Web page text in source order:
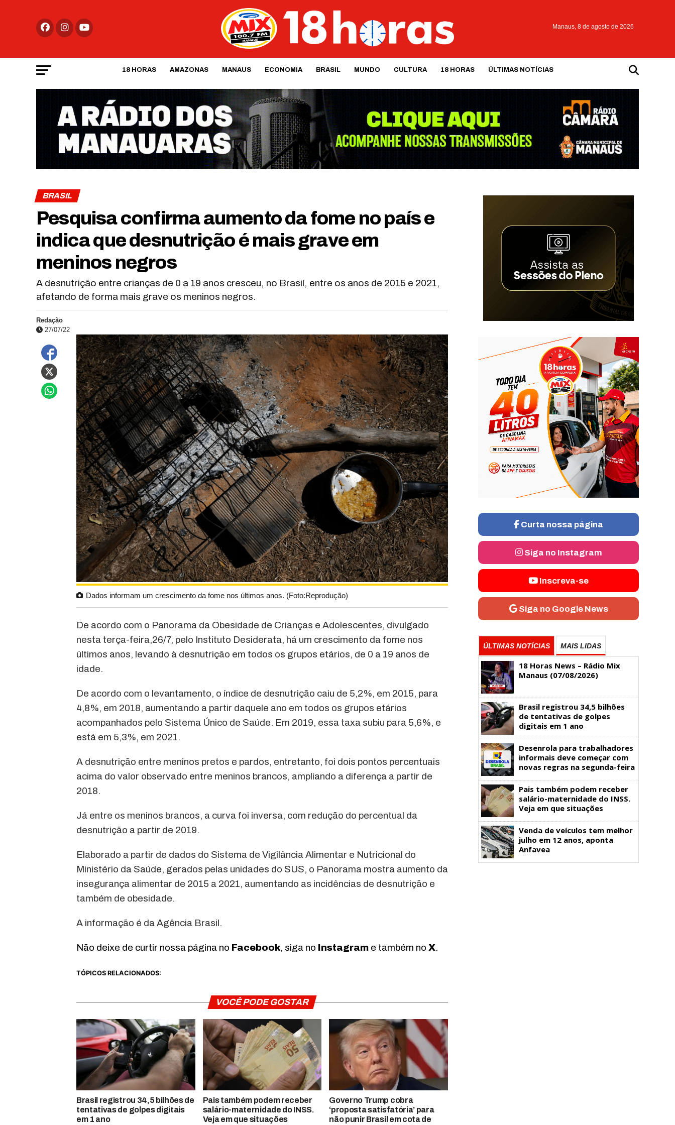
Manaus, 8 de agosto de 2026
18 HORAS AMAZONAS MANAUS ECONOMIA BRASIL MUNDO CULTURA 18 HORAS ÚLTIMAS NOTÍCIAS
BRASIL
Pesquisa confirma aumento da fome no país e
indica que desnutrição é mais grave em
meninos negros
A desnutrição entre crianças de 0 a 19 anos cresceu, no Brasil, entre os anos de 2015 e 2021,
afetando de forma mais grave os meninos negros.
Redação
27/07/22
Dados informam um crescimento da fome nos últimos anos. (Foto:Reprodução)
De acordo com o Panorama da Obesidade de Crianças e Adolescentes, divulgado
nesta terça-feira,26/7, pelo Instituto Desiderata, há um crescimento da fome nos
últimos anos, levando à desnutrição em todos os grupos etários, de 0 a 19 anos de
idade.
De acordo com o levantamento, o índice de desnutrição caiu de 5,2%, em 2015, para
4,8%, em 2018, aumentando a partir daquele ano em todos os grupos etários
acompanhados pelo Sistema Único de Saúde. Em 2019, essa taxa subiu para 5,6%, e
está em 5,3%, em 2021.
A desnutrição entre meninos pretos e pardos, entretanto, foi dois pontos percentuais
acima do valor observado entre meninos brancos, ampliando a diferença a partir de
2018.
Já entre os meninos brancos, a curva foi inversa, com redução do percentual da
desnutrição a partir de 2019.
Elaborado a partir de dados do Sistema de Vigilância Alimentar e Nutricional do
Ministério da Saúde, gerados pelas unidades do SUS, o Panorama mostra aumento da
insegurança alimentar de 2015 a 2021, aumentando as incidências de desnutrição e
também de obesidade.
A informação é da Agência Brasil.
Não deixe de curtir nossa página no Facebook, siga no Instagram e também no X.
TÓPICOS RELACIONADOS:
VOCÊ PODE GOSTAR
Brasil registrou 34,5 bilhões de
tentativas de golpes digitais
em 1 ano
Pais também podem receber
salário-maternidade do INSS.
Veja em que situações
Governo Trump cobra
‘proposta satisfatória’ para
não punir Brasil em cota de
Curta nossa página
Siga no Instagram
Inscreva-se
Siga no Google News
ÚLTIMAS NOTÍCIAS MAIS LIDAS
18 Horas News​​​​​​​​​​​​ – Rádio Mix
Manaus (07/08/2026)
Brasil registrou 34,5 bilhões
de tentativas de golpes
digitais em 1 ano
Desenrola para trabalhadores
informais deve começar com
novas regras na segunda-feira
Pais também podem receber
salário-maternidade do INSS.
Veja em que situações
Venda de veículos tem melhor
julho em 12 anos, aponta
Anfavea